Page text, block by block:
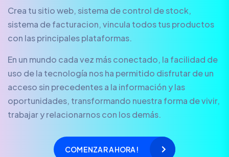
Crea tu sitio web, sistema de control de stock,
sistema de facturacion, vincula todos tus productos
con las principales plataformas.
En un mundo cada vez más conectado, la facilidad de
uso de la tecnología nos ha permitido disfrutar de un
acceso sin precedentes a la información y las
oportunidades, transformando nuestra forma de vivir,
trabajar y relacionarnos con los demás.
COMENZAR AHORA!